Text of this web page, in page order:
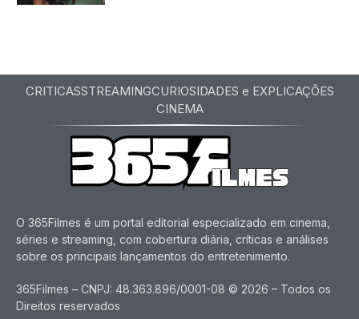
CRITICASSTREAMINGCURIOSIDADES e EXPLICAÇÕES
CINEMA
O 365Filmes é um portal editorial especializado em cinema,
séries e streaming, com cobertura diária, críticas e análises
sobre os principais lançamentos do entretenimento.
365Filmes – CNPJ: 48.363.896/0001-08 © 2026 – Todos os
Direitos reservados